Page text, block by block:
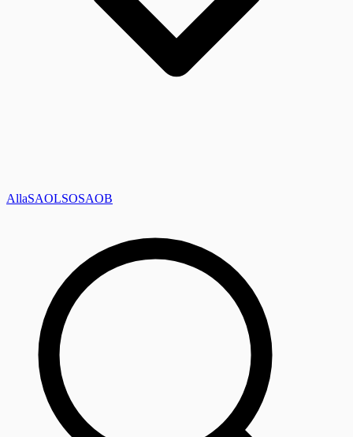
AllaSAOLSOSAOB